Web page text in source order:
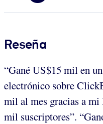
Reseña
“Gané US$15 mil en
electrónico sobre
mil al mes gracias a
mil suscriptores”.